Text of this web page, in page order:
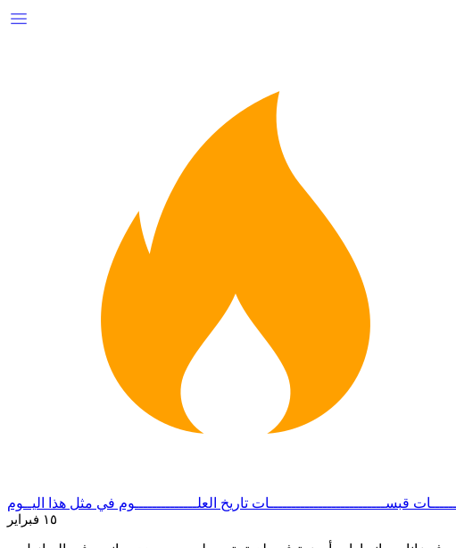
قبســــــــــــــــــــــــــات تاريخ العلــــــــــــــوم في مثل هذا اليــوم
١٥ فبراير